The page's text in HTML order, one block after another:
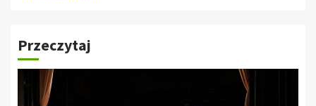
Przeczytaj